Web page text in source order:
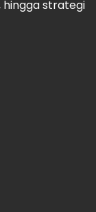
hingga strategi